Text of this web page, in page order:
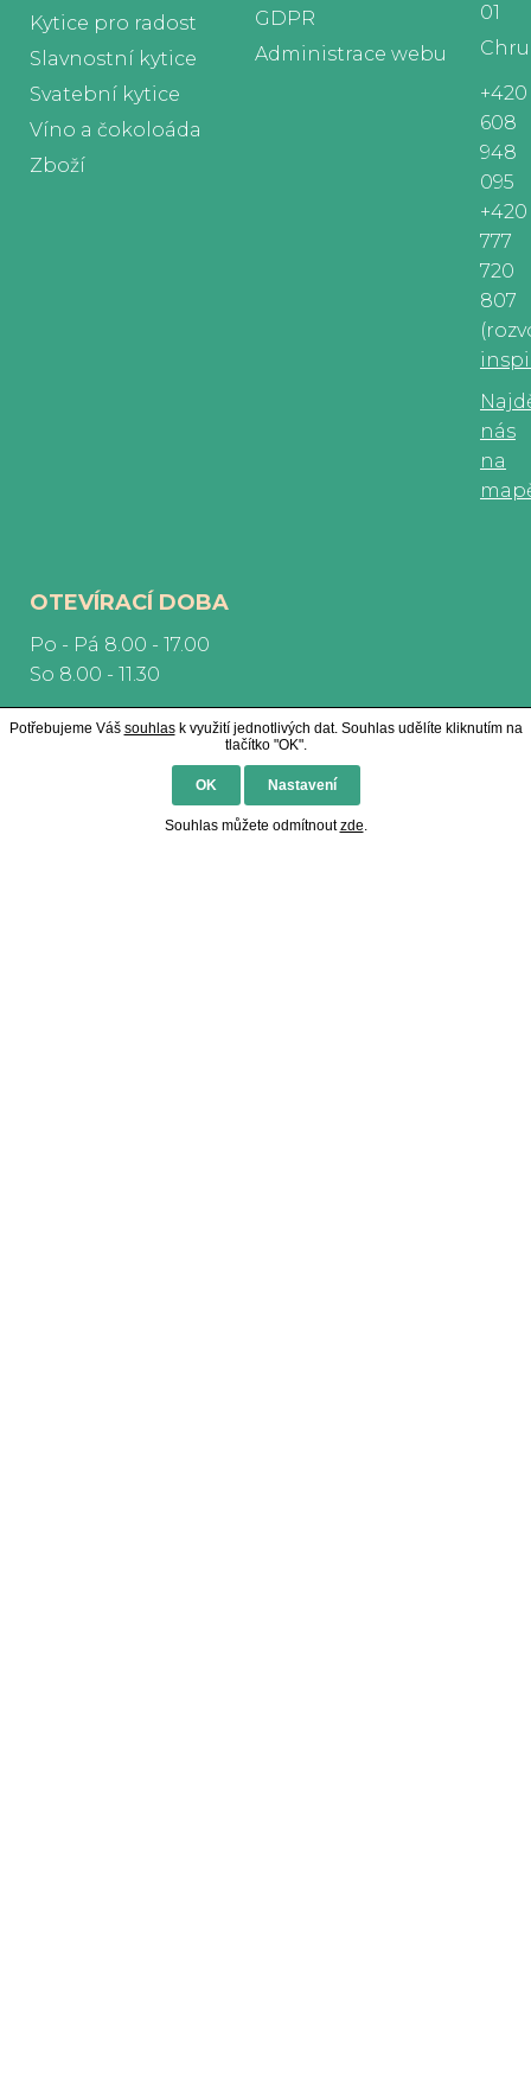
Kytice pro radost
Slavnostní kytice
Svatební kytice
Víno a čokoloáda
Zboží
GDPR
Administrace webu
01
+420
608
948
095
+420
777
720
807
nás
na
OTEVÍRACÍ DOBA
Po - Pá 8.00 - 17.00
So 8.00 - 11.30
Potřebujeme Váš souhlask využití jednotlivých dat. Souhlas udělíte kliknutím na
tlačítko "OK".
OK Nastavení
Souhlas můžete odmítnoutzde.